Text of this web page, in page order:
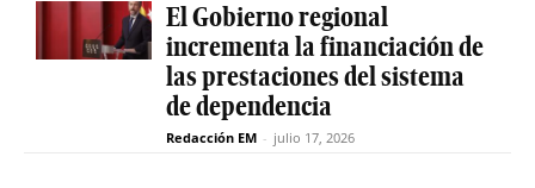
El Gobierno regional
incrementa la financiación de
las prestaciones del sistema
de dependencia
Redacción EM - julio 17, 2026